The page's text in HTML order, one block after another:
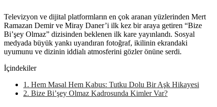
Televizyon ve dijital platformların en çok aranan yüzlerinden Mert
Ramazan Demir ve Miray Daner’i ilk kez bir araya getiren “Bize
Bi’şey Olmaz” dizisinden beklenen ilk kare yayınlandı. Sosyal
medyada büyük yankı uyandıran fotoğraf, ikilinin ekrandaki
uyumunu ve dizinin iddialı atmosferini gözler önüne serdi.
İçindekiler
1. Hem Masal Hem Kabus: Tutku Dolu Bir Aşk Hikayesi
2. Bize Bi’şey Olmaz Kadrosunda Kimler Var?